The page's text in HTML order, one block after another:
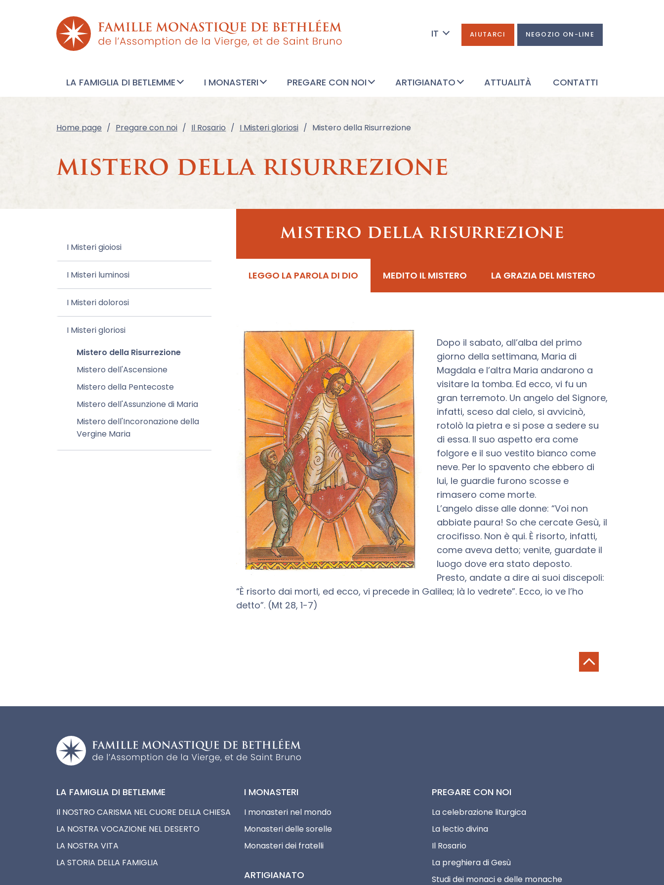
IT AIUTARCI NEGOZIO ON-LINE
LA FAMIGLIA DI BETLEMME I MONASTERI PREGARE CON NOI ARTIGIANATO ATTUALITÀ CONTATTI
Home page Pregare con noi Il Rosario I Misteri gloriosi Mistero della Risurrezione
mistero della risurrezione
I Misteri gioiosi
I Misteri luminosi
I Misteri dolorosi
I Misteri gloriosi
Mistero della Risurrezione
Mistero dell'Ascensione
Mistero della Pentecoste
Mistero dell'Assunzione di Maria
Mistero dell'Incoronazione della
Vergine Maria
mistero della risurrezione
LEGGO LA PAROLA DI DIO MEDITO IL MISTERO LA GRAZIA DEL MISTERO
Dopo il sabato, all’alba del primo
giorno della settimana, Maria di
Magdala e l’altra Maria andarono a
visitare la tomba. Ed ecco, vi fu un
gran terremoto. Un angelo del Signore,
infatti, sceso dal cielo, si avvicinò,
rotolò la pietra e si pose a sedere su
di essa. Il suo aspetto era come
folgore e il suo vestito bianco come
neve. Per lo spavento che ebbero di
lui, le guardie furono scosse e
rimasero come morte.
L’angelo disse alle donne: “Voi non
abbiate paura! So che cercate Gesù, il
crocifisso. Non è qui. È risorto, infatti,
come aveva detto; venite, guardate il
luogo dove era stato deposto.
Presto, andate a dire ai suoi discepoli:
“È risorto dai morti, ed ecco, vi precede in Galilea; là lo vedrete”. Ecco, io ve l’ho
detto”. (Mt 28, 1-7)
LA FAMIGLIA DI BETLEMME
Il NOSTRO CARISMA NEL CUORE DELLA CHIESA
LA NOSTRA VOCAZIONE NEL DESERTO
LA NOSTRA VITA
LA STORIA DELLA FAMIGLIA
I MONASTERI
I monasteri nel mondo
Monasteri delle sorelle
Monasteri dei fratelli
ARTIGIANATO
PREGARE CON NOI
La celebrazione liturgica
La lectio divina
Il Rosario
La preghiera di Gesù
Studi dei monaci e delle monache